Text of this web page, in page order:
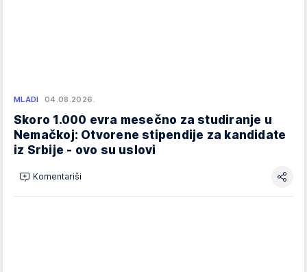
MLADI 04.08.2026.
Skoro 1.000 evra mesečno za studiranje u
Nemačkoj: Otvorene stipendije za kandidate
iz Srbije - ovo su uslovi
Komentariši